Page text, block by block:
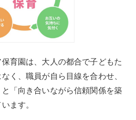
育園は、大人の都合で子どもた
く、職員が自ら目線を合わせ、
「向き合いながら信頼関係を築
ます。